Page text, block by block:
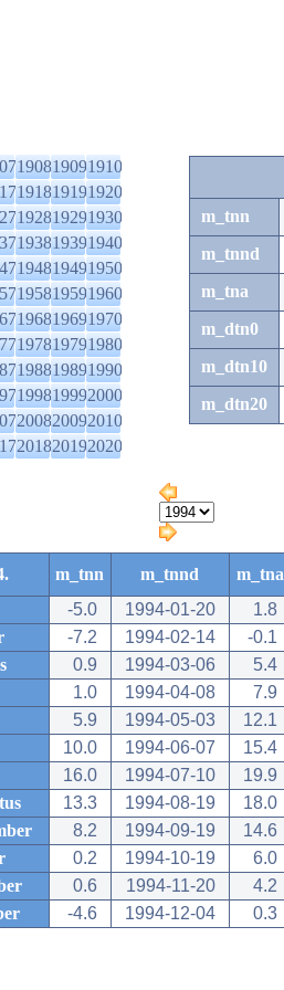
190819091910
191819191920
192819291930
193819391940
194819491950
195819591960
196819691970
197819791980
198819891990
199819992000
200820092010
201820192020
m_tnn
m_tnnd
m_tna
m_dtn0
m_dtn10
m_dtn20
m_tnn m_tnnd m_tna
-5.0 1994-01-20 1.8
-7.2 1994-02-14 -0.1
0.9 1994-03-06 5.4
1.0 1994-04-08 7.9
5.9 1994-05-03 12.1
10.0 1994-06-07 15.4
16.0 1994-07-10 19.9
13.3 1994-08-19 18.0
8.2 1994-09-19 14.6
0.2 1994-10-19 6.0
0.6 1994-11-20 4.2
-4.6 1994-12-04 0.3